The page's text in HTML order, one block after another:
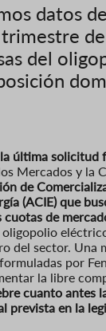
datos
del
última solicitud
Mercados y la
de
(ACIE) que
de
oligopolio
del sector. Una
por
la libre
cuanto antes
prevista en la